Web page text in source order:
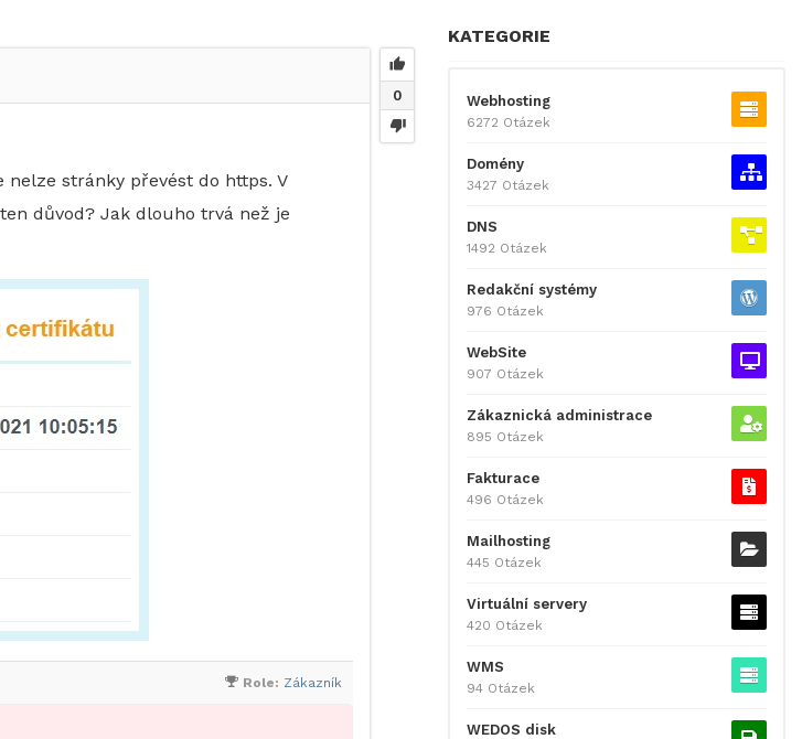
0
stránky převést do https. V
důvod? Jak dlouho trvá než je
Role: Zákazník
KATEGORIE
Webhosting
6272 Otázek
Domény
3427 Otázek
DNS
1492 Otázek
Redakční systémy
976 Otázek
WebSite
907 Otázek
Zákaznická administrace
895 Otázek
Fakturace
496 Otázek
Mailhosting
445 Otázek
Virtuální servery
420 Otázek
WMS
94 Otázek
WEDOS disk